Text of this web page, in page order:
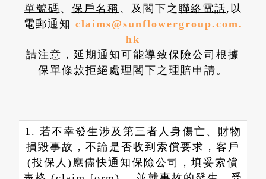
單號碼 、 保戶名稱 、及閣下之 聯絡電話,以
電郵通知 claims@sunflowergroup.com.
hk
請注意，延期通知可能導致保險公司根據
保單條款拒絕處理閣下之理賠申請。
1. 若不幸發生涉及第三者人身傷亡、財物
損毀事故，不論是否收到索償要求，客戶
(投保人)應儘快通知保險公司，填妥索償